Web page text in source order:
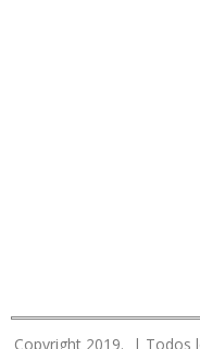
Copyright 2019. | Todos